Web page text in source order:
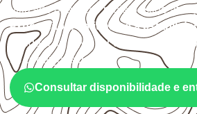
utilizado quando o projeto exige
exposição à umidade e à
adequação deve ser confirmada
as condições de uso.
Consultar disponibilidade e